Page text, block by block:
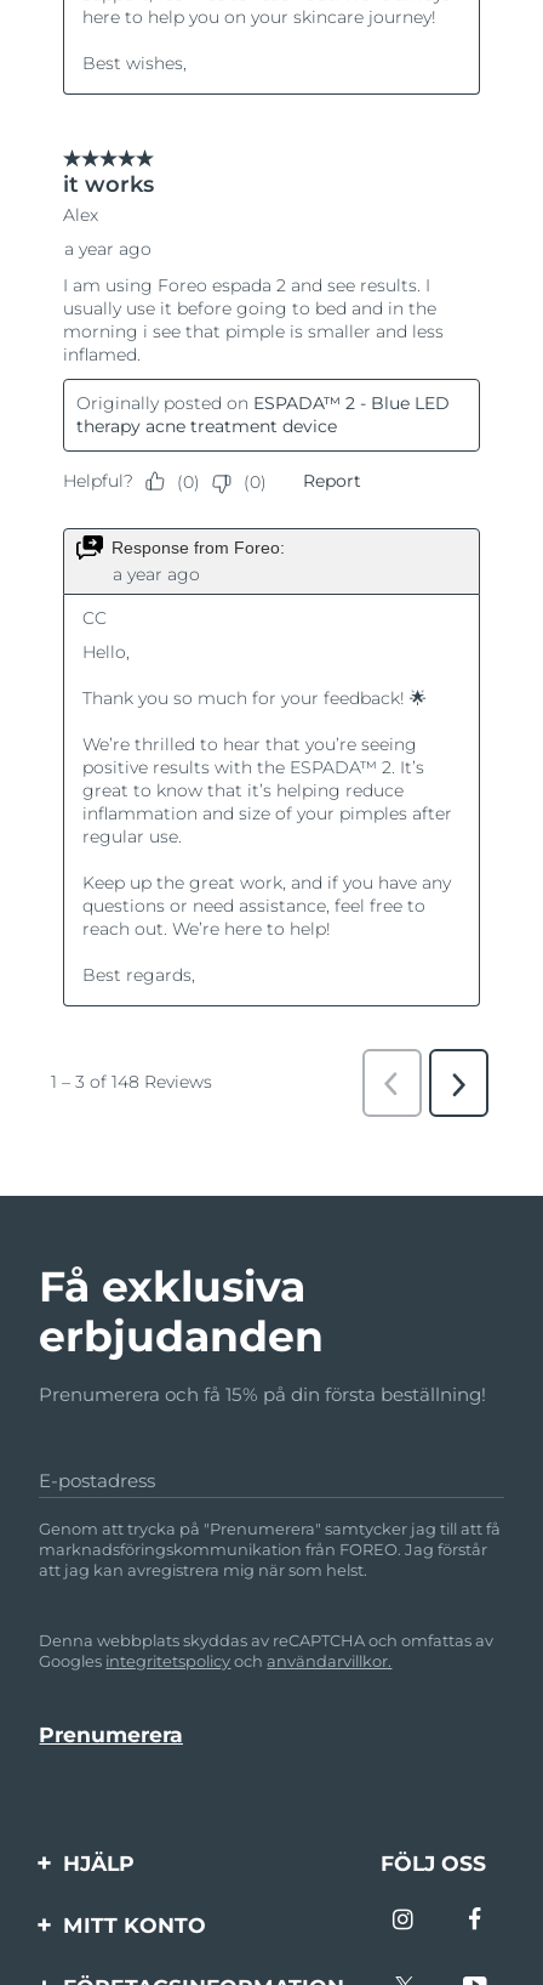
Få exklusiva
erbjudanden
Prenumerera och få 15% på din första beställning!
E-postadress
Genom att trycka på "Prenumerera" samtycker jag till att få
marknadsföringskommunikation från FOREO. Jag förstår
att jag kan avregistrera mig när som helst.
Denna webbplats skyddas av reCAPTCHA och omfattas av
Googles integritetspolicyochanvändarvillkor.
HJÄLP
Kontakta oss
FÖLJ OSS
MITT KONTO
Produktregistrering